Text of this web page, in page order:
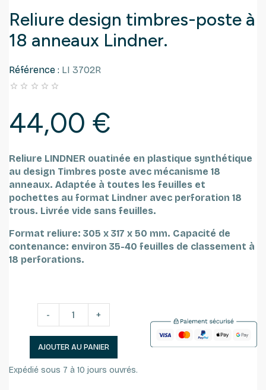
Reliure design timbres-poste à
18 anneaux Lindner.
Référence : LI 3702R
    
44,00 €
Reliure LINDNER ouatinée en plastique synthétique
au design Timbres poste avec mécanisme 18
anneaux. Adaptée à toutes les feuilles et
pochettes au format Lindner avec perforation 18
trous. Livrée vide sans feuilles.
Format reliure: 305 x 317 x 50 mm. Capacité de
contenance: environ 35-40 feuilles de classement à
18 perforations.
- +
AJOUTER AU PANIER
Expédié sous 7 à 10 jours ouvrés.